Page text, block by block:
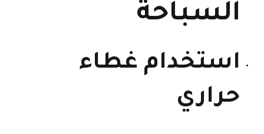
السباحة
استخدام غطاء
حراري